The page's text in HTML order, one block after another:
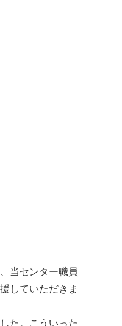
当センター職員
していただきま
た。こういった